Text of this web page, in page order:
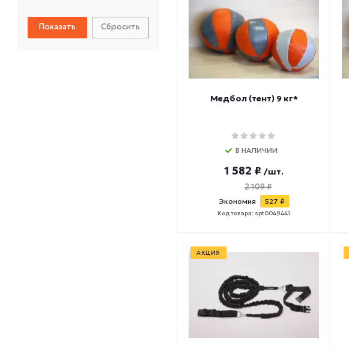
Медбол (тент) 9 кг*
В НАЛИЧИИ
1 582 ₽ /шт.
2 109 ₽
Экономия 527 ₽
Код товара: spt0049441
АКЦИЯ
Сбросить